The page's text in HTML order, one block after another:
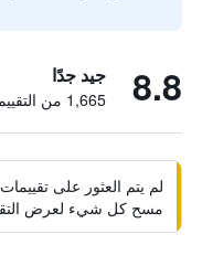
8.8 جيد جدًا
1,665 من التقييمات تم التحقق منها
لم يتم العثور على
مسح كل شيء لعرض